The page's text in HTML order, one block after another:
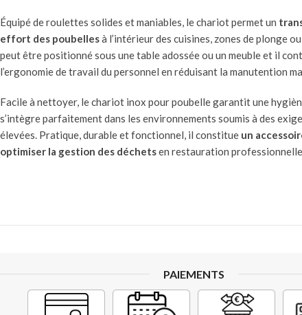
Équipé de roulettes solides et maniables, le chariot permet un
effort des poubellesà l’intérieur des cuisines, zones de plonge
peut être positionné sous une table adossée ou un meuble et il
l’ergonomie de travail du personnel en réduisant la manutention
Facile à nettoyer, le chariot inox pour poubelle garantit une
s’intègre parfaitement dans les environnements soumis à des
élevées. Pratique, durable et fonctionnel, il constitue un
optimiser la gestion des déchetsen restauration
PAIEMENTS